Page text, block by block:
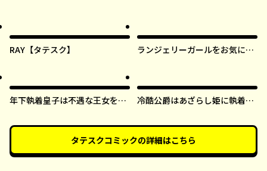
RAY【タテスク】
ランジェリーガールをお気に召
年下執着皇子は不遇な王女を愛
冷酷公爵はあざらし姫に執着中
タテスクコミックの詳細はこちら